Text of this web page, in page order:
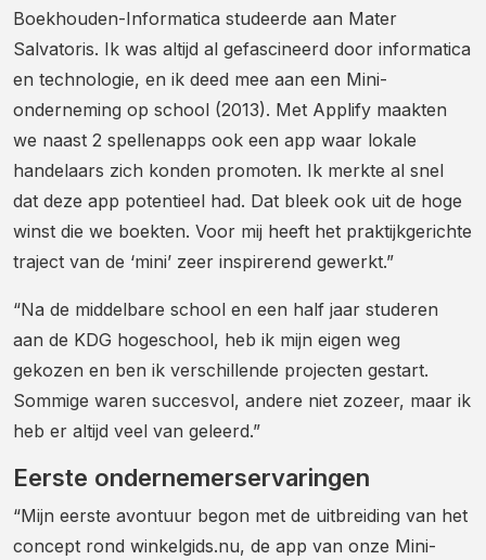
Boekhouden-Informatica studeerde aan Mater
Salvatoris. Ik was altijd al gefascineerd door informatica
en technologie, en ik deed mee aan een Mini-
onderneming op school (2013). Met Applify maakten
we naast 2 spellenapps ook een app waar lokale
handelaars zich konden promoten. Ik merkte al snel
dat deze app potentieel had. Dat bleek ook uit de hoge
winst die we boekten. Voor mij heeft het praktijkgerichte
traject van de ‘mini’ zeer inspirerend gewerkt.”
“Na de middelbare school en een half jaar studeren
aan de KDG hogeschool, heb ik mijn eigen weg
gekozen en ben ik verschillende projecten gestart.
Sommige waren succesvol, andere niet zozeer, maar ik
heb er altijd veel van geleerd.”
Eerste ondernemerservaringen
“Mijn eerste avontuur begon met de uitbreiding van het
concept rond winkelgids.nu, de app van onze Mini-